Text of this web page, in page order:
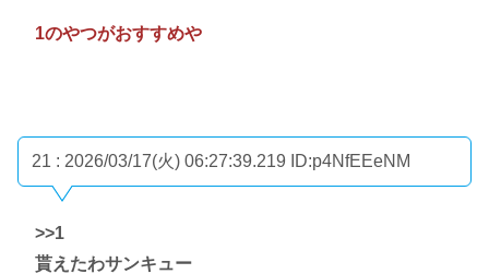
1のやつがおすすめや
21 : 2026/03/17(火) 06:27:39.219 ID:p4NfEEeNM
>>1
貰えたわサンキュー